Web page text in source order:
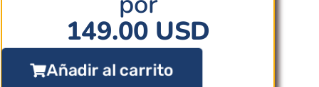
149.00 USD
Añadir al carrito